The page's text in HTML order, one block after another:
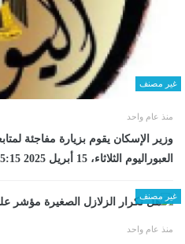
غير مصنف
منذ عام واحد
وزير الإسكان يقوم بزيارة مفاجئة
العبوراليوم الثلاثاء، 15 أبريل 2025 05:15 مـ
غير مصنف
منذ عام واحد